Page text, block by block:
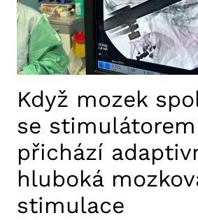
Když mozek
se
přichází
hluboká
stimulace